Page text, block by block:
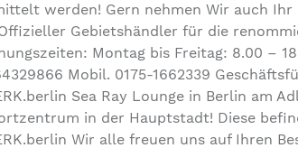
werden! Gern nehmen Wir auch
Gebietshändler für die
Montag bis Freitag: 8.00 –
Mobil. 0175-1662339
Sea Ray Lounge in Berlin am
in der Hauptstadt! Diese
Wir alle freuen uns auf Ihren